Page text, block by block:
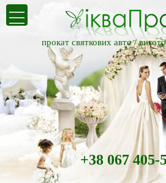
прокат святкових авто /
+38 067 405-